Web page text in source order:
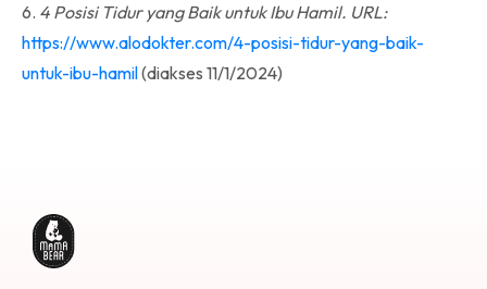
6. 4 Posisi Tidur yang Baik untuk Ibu Hamil. URL:
https://www.alodokter.com/4-posisi-tidur-yang-baik-
untuk-ibu-hamil(diakses 11/1/2024)